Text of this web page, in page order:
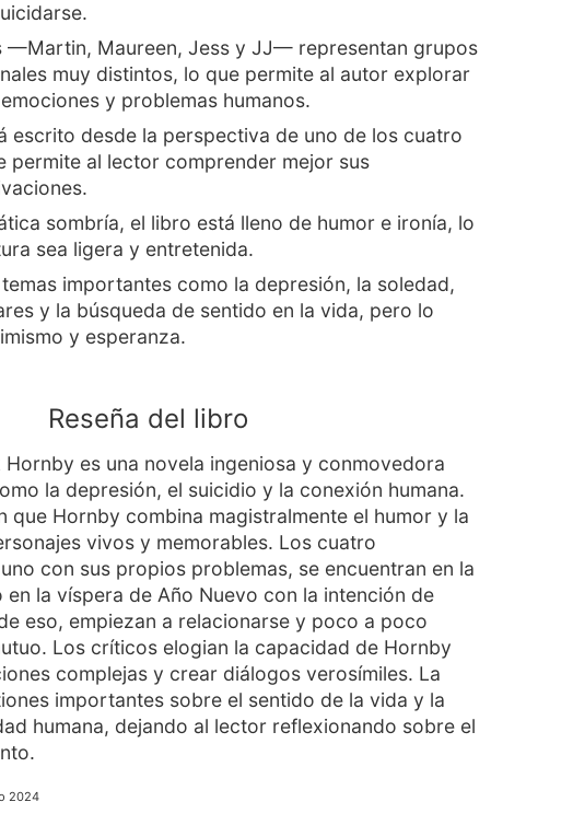
—Martin, Maureen, Jess y JJ— representan grupos
muy distintos, lo que permite al autor explorar
y problemas humanos.
escrito desde la perspectiva de uno de los cuatro
permite al lector comprender mejor sus
sombría, el libro está lleno de humor e ironía, lo
sea ligera y entretenida.
importantes como la depresión, la soledad,
y la búsqueda de sentido en la vida, pero lo
y esperanza.
Reseña del libro
es una novela ingeniosa y conmovedora
la depresión, el suicidio y la conexión humana.
que Hornby combina magistralmente el humor y la
vivos y memorables. Los cuatro
con sus propios problemas, se encuentran en la
la víspera de Año Nuevo con la intención de
eso, empiezan a relacionarse y poco a poco
Los críticos elogian la capacidad de Hornby
complejas y crear diálogos verosímiles. La
importantes sobre el sentido de la vida y la
humana, dejando al lector reflexionando sobre el
2024